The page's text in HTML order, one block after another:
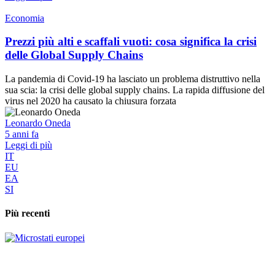
Economia
Prezzi più alti e scaffali vuoti: cosa significa la crisi
delle Global Supply Chains
La pandemia di Covid-19 ha lasciato un problema distruttivo nella
sua scia: la crisi delle global supply chains. La rapida diffusione del
virus nel 2020 ha causato la chiusura forzata
Leonardo Oneda
5 anni fa
Leggi di più
IT
EU
EA
SI
Più recenti